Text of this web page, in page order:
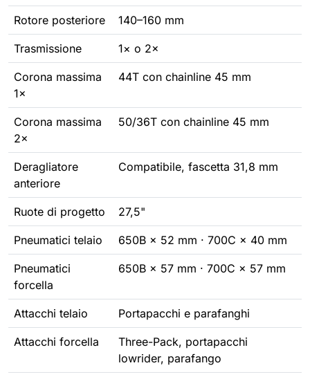
Rotore posteriore 140–160 mm
Trasmissione 1× o 2×
Corona massima
1×
44T con chainline 45 mm
Corona massima
2×
50/36T con chainline 45 mm
Deragliatore
anteriore
Compatibile, fascetta 31,8 mm
Ruote di progetto 27,5"
Pneumatici telaio 650B × 52 mm · 700C × 40 mm
Pneumatici
forcella
650B × 57 mm · 700C × 57 mm
Attacchi telaio Portapacchi e parafanghi
Attacchi forcella
Three-Pack, portapacchi
lowrider, parafango